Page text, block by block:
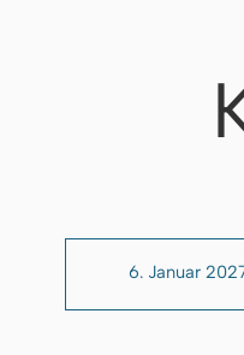
6. Januar